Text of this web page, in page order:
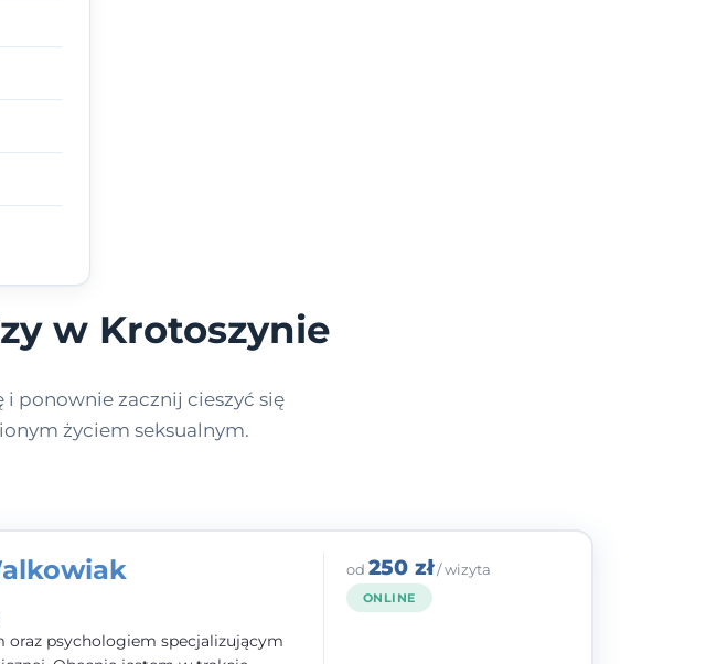
w Krotoszynie
ponownie zacznij cieszyć się
życiem seksualnym.
oraz psychologiem specjalizującym
od 250 zł/ wizyta
ONLINE